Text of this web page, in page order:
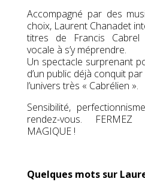
Accompagné par des
choix, Laurent Chanadet
titres de Francis Cabrel
vocale à s’y méprendre.
Un spectacle surprenant
d’un public déjà conquit
l’univers très « Cabrélien ».
Sensibilité,
rendez-vous. FERMEZ
MAGIQUE !
Quelques mots sur